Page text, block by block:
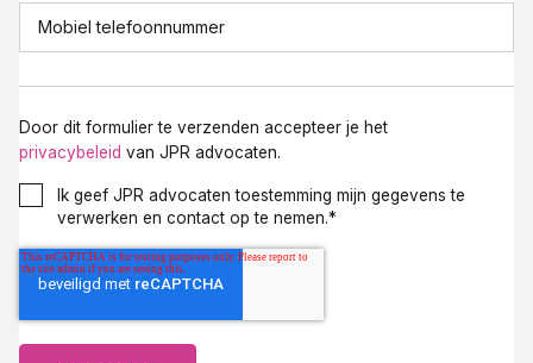
Mobiel telefoonnummer
Door dit formulier te verzenden accepteer je het
privacybeleid van JPR advocaten.
Ik geef JPR advocaten toestemming mijn gegevens te
verwerken en contact op te nemen.*